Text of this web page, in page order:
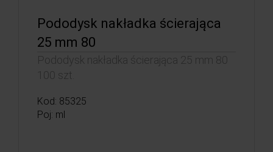
Pododysk nakładka ścierająca
25 mm 80
Pododysk nakładka ścierająca 25 mm 80
100 szt.
Kod: 85325
Poj: ml